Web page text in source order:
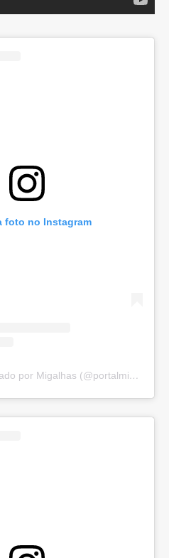
foto no Instagram
Um post compartilhado por Migalhas (@portalmigalhas)